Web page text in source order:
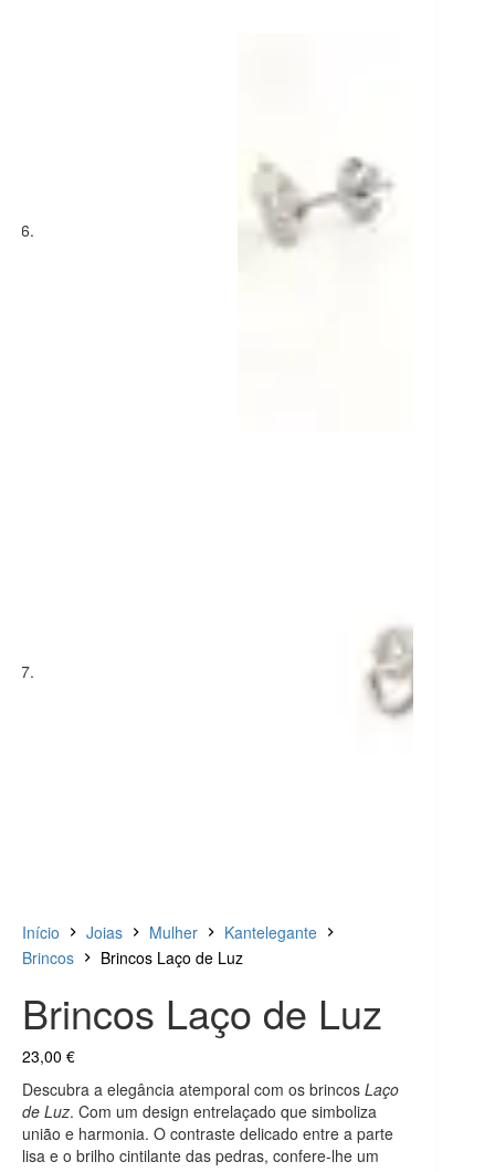
Início Joias Mulher
Kantelegante
Brincos
Brincos Laço de Luz
Brincos Laço de Luz
23,00 €
Descubra a elegância atemporal com os brincos Laço
de Luz. Com um design entrelaçado que simboliza
união e harmonia. O contraste delicado entre a parte
lisa e o brilho cintilante das pedras, confere-lhe um